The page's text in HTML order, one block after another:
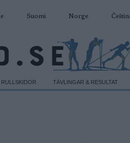
Suomi Norge
RULLSKIDOR TÄVLINGAR & RESULTAT